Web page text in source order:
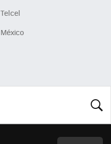
Telcel
México